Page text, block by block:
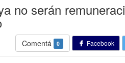
no serán
Comentá 0 Facebook